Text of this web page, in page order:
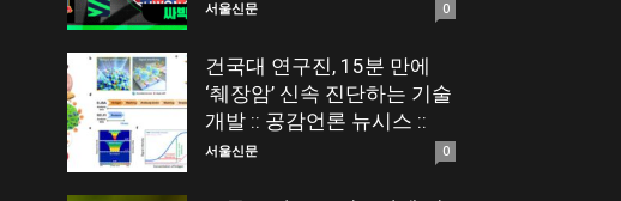
서울신문 0
건국대 연구진, 15분 만에
‘췌장암’ 신속 진단하는 기술
개발 :: 공감언론 뉴시스 ::
서울신문 0